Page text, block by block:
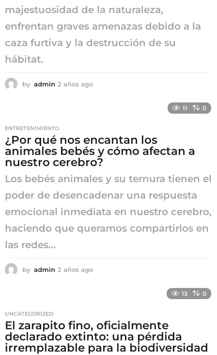
majestuosidad de la naturaleza,
enfrentan graves amenazas debido a la
caza furtiva y la destrucción de su
hábitat.
by admin 2 años ago
g
o
11 0
ENTRETENIMIENTO
¿Por qué nos encantan los
animales bebés y cómo afectan a
nuestro cerebro?
Los bebés animales y su ternura tienen el
poder de desencadenar una respuesta
emocional inmediata en nuestro cerebro,
haciendo que queramos compartirlos en
las redes...
by admin 2 años ago
g
o
13 0
UNCATEGORIZED
El zarapito fino, oficialmente
declarado extinto: una pérdida
irremplazable para la biodiversidad